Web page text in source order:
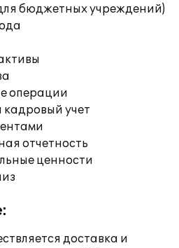
бюджетных учреждений)
операции
кадровый учет
отчетность
ценности
доставка и